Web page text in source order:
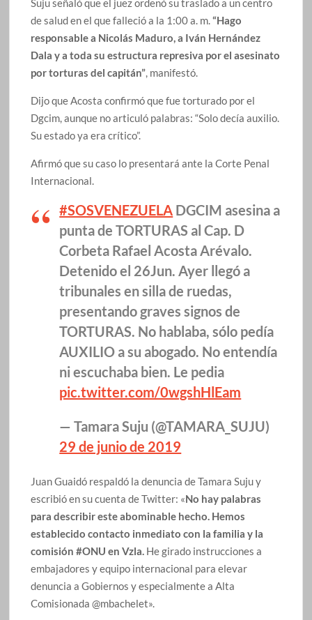
Suju señaló que el juez ordenó su traslado a un centro
de salud en el que falleció a la 1:00 a. m.“Hago
responsable a Nicolás Maduro, a Iván Hernández
Dala y a toda su estructura represiva por el asesinato
por torturas del capitán”, manifestó.
Dijo que Acosta confirmó que fue torturado por el
Dgcim, aunque no articuló palabras: “Solo decía auxilio.
Su estado ya era crítico”.
Afirmó que su caso lo presentará ante la Corte Penal
Internacional.
#SOSVENEZUELA DGCIM asesina a
punta de TORTURAS al Cap. D
Corbeta Rafael Acosta Arévalo.
Detenido el 26Jun. Ayer llegó a
tribunales en silla de ruedas,
presentando graves signos de
TORTURAS. No hablaba, sólo pedía
AUXILIO a su abogado. No entendía
ni escuchaba bien. Le pedia
pic.twitter.com/0wgshHlEam
— Tamara Suju (@TAMARA_SUJU)
29 de junio de 2019
Juan Guaidó respaldó la denuncia de Tamara Suju y
escribió en su cuenta de Twitter: «No hay palabras
para describir este abominable hecho. Hemos
establecido contacto inmediato con la familia y la
comisión #ONU en Vzla. He girado instrucciones a
embajadores y equipo internacional para elevar
denuncia a Gobiernos y especialmente a Alta
Comisionada @mbachelet».